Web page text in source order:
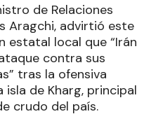
de Relaciones
Aragchi, advirtió este
estatal local que “Irán
contra sus
tras la ofensiva
de Kharg, principal
crudo del país.